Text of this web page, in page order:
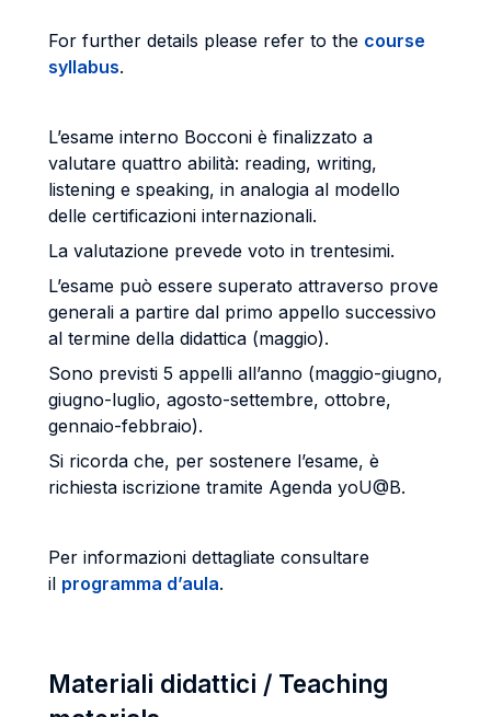
For further details please refer to the course
syllabus.
L’esame interno Bocconi è finalizzato a
valutare quattro abilità: reading, writing,
listening e speaking, in analogia al modello
delle certificazioni internazionali.
La valutazione prevede voto in trentesimi.
L’esame può essere superato attraverso prove
generali a partire dal primo appello successivo
al termine della didattica (maggio).
Sono previsti 5 appelli all’anno (maggio-giugno,
giugno-luglio, agosto-settembre, ottobre,
gennaio-febbraio).
Si ricorda che, per sostenere l’esame, è
richiesta iscrizione tramite Agenda yoU@B.
Per informazioni dettagliate consultare
il programma d’aula.
Materiali didattici / Teaching